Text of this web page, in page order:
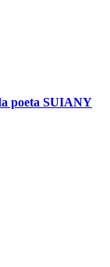
poeta SUIANY